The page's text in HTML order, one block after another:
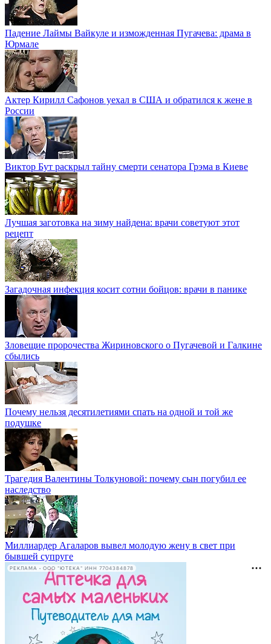
Падение Лаймы Вайкуле и изможденная Пугачева: драма в
Юрмале
Актер Кирилл Сафонов уехал в США и обратился к жене в
России
Виктор Бут раскрыл тайну смерти сенатора Грэма в Киеве
Лучшая заготовка на зиму найдена: врачи советуют этот
рецепт
Загадочная инфекция косит сотни бойцов: врачи в панике
Зловещие пророчества Жириновского о Пугачевой и Галкине
сбылись
Почему нельзя десятилетиями спать на одной и той же
подушке
Трагедия Валентины Толкуновой: почему сын погубил ее
наследство
Миллиардер Агаларов вывел молодую жену в свет при
бывшей супруге
РЕКЛАМА • ООО "ЮТЕКА" ИНН 7704384878